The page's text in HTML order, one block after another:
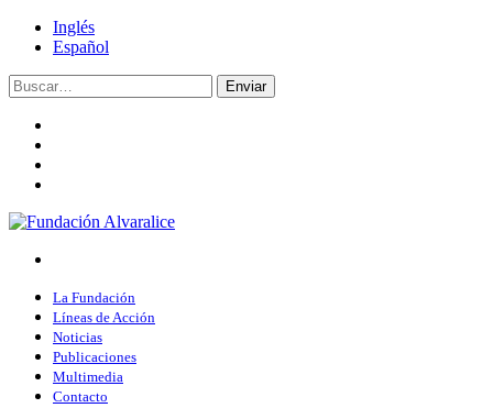
Inglés
Español
Enviar
La Fundación
Líneas de Acción
Noticias
Publicaciones
Multimedia
Contacto